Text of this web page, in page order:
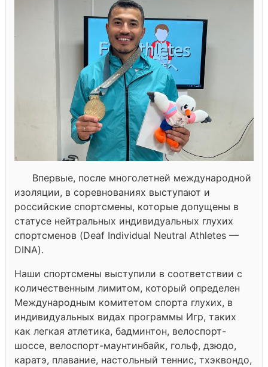
Впервые, после многолетней международной
изоляции, в соревнованиях выступают и
российские спортсмены, которые допущены в
статусе нейтральных индивидуальных глухих
спортсменов (Deaf Individual Neutral Athletes —
DINA).
Наши спортсмены выступили в соответствии с
количественным лимитом, который определен
Международным комитетом спорта глухих, в
индивидуальных видах программы Игр, таких
как легкая атлетика, бадминтон, велоспорт-
шоссе, велоспорт-маунтинбайк, гольф, дзюдо,
каратэ, плавание, настольный теннис, тхэквондо,